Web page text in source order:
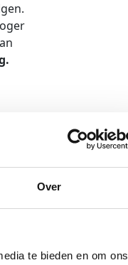
Over
te bieden en om ons